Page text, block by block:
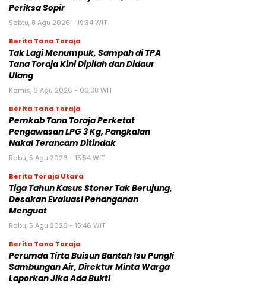
Periksa Sopir
Sabtu, 8 Agu 2026 - 19:34 WIT
Berita Tana Toraja
Tak Lagi Menumpuk, Sampah di TPA
Tana Toraja Kini Dipilah dan Didaur
Ulang
Kamis, 6 Agu 2026 - 06:38 WIT
Berita Tana Toraja
Pemkab Tana Toraja Perketat
Pengawasan LPG 3 Kg, Pangkalan
Nakal Terancam Ditindak
Rabu, 5 Agu 2026 - 15:54 WIT
Berita Toraja Utara
Tiga Tahun Kasus Stoner Tak Berujung,
Desakan Evaluasi Penanganan
Menguat
Rabu, 5 Agu 2026 - 15:46 WIT
Berita Tana Toraja
Perumda Tirta Buisun Bantah Isu Pungli
Sambungan Air, Direktur Minta Warga
Laporkan Jika Ada Bukti